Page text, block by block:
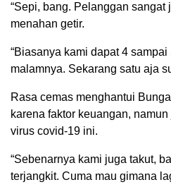
“Sepi, bang. Pelanggan sangat
menahan getir.
“Biasanya kami dapat 4
malamnya. Sekarang satu aja
Rasa cemas menghantui
karena faktor keuangan,
virus covid-19 ini.
“Sebenarnya kami juga takut,
terjangkit. Cuma mau gimana